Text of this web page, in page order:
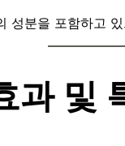
성분을 포함하고
과 및